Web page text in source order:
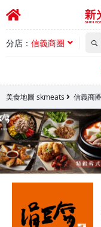
分店： 信義商圈
美食地圖 skmeats 信義商圈